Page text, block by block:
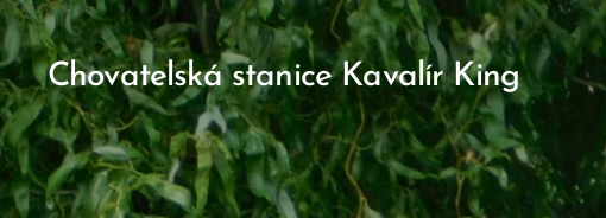
Chovatelská stanice Kavalír King
Charles Španěl